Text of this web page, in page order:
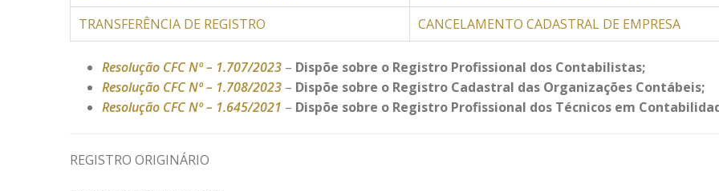
TRANSFERÊNCIA DE REGISTRO
CANCELAMENTO CADASTRAL DE EMPRESA
Resolução CFC Nº – 1.707/2023 – Dispõe sobre o Registro Profissional dos Contabilistas;
Resolução CFC Nº – 1.708/2023 – Dispõe sobre o Registro Cadastral das Organizações Contábeis;
Resolução CFC Nº – 1.645/2021 – Dispõe sobre o Registro Profissional dos Técnicos em
REGISTRO ORIGINÁRIO